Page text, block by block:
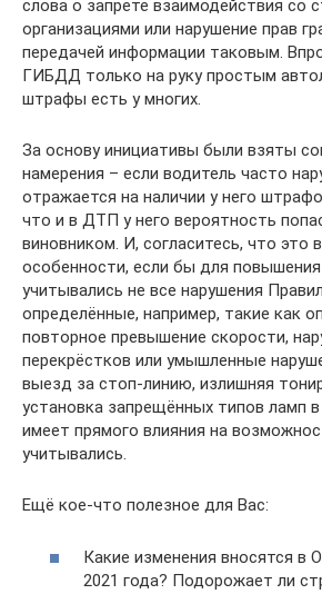
слова о запрете взаимодействия со
организациями или нарушение прав
передачей информации таковым.
ГИБДД только на руку простым
штрафы есть у многих.
За основу инициативы были взяты
намерения – если водитель часто
отражается на наличии у него
что и в ДТП у него вероятность
виновником. И, согласитесь, что это
особенности, если бы для
учитывались не все нарушения
определённые, например, такие как
повторное превышение скорости,
перекрёстков или умышленные
выезд за стоп-линию, излишняя
установка запрещённых типов ламп
имеет прямого влияния на
учитывались.
Ещё кое-что полезное для Вас:
Какие изменения вносятся в
2021 года? Подорожает ли